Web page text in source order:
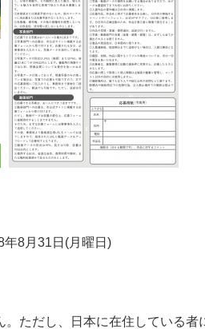
年8月31日(月曜日)
。ただし、日本に在住している